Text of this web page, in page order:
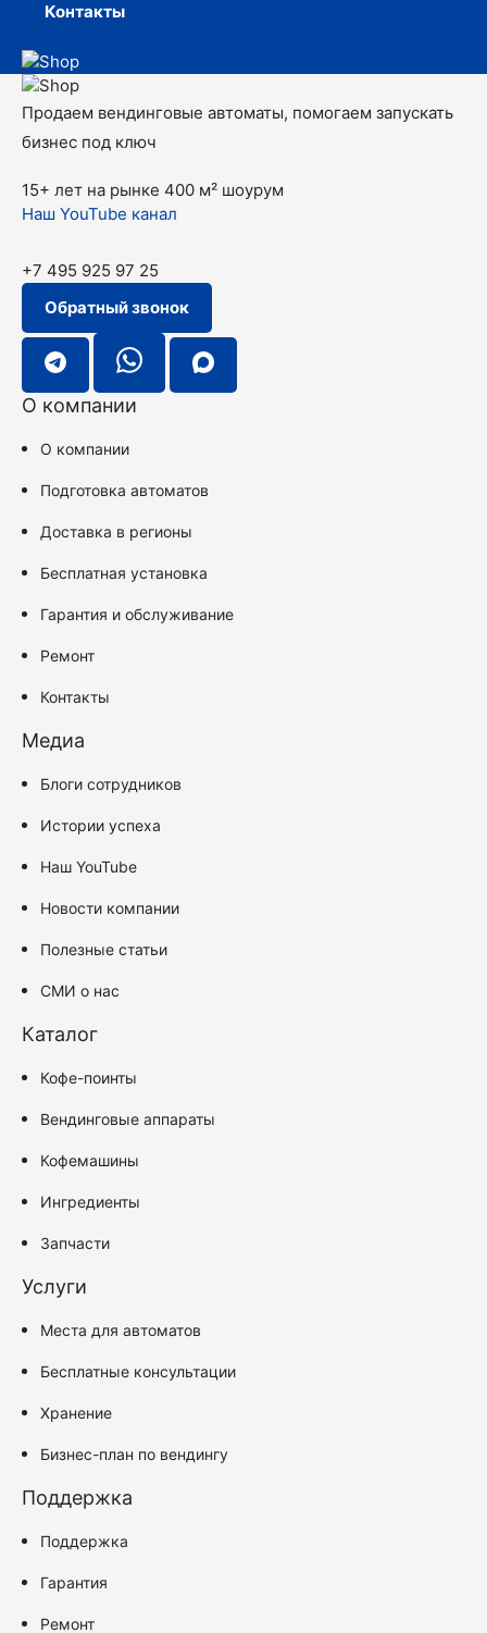
Контакты
Продаем вендинговые автоматы, помогаем запускать
бизнес под ключ
15+ лет на рынке 400 м² шоурум
Наш YouTube канал
+7 495 925 97 25
Обратный звонок
О компании
О компании
Подготовка автоматов
Доставка в регионы
Бесплатная установка
Гарантия и обслуживание
Ремонт
Контакты
Медиа
Блоги сотрудников
Истории успеха
Наш YouTube
Новости компании
Полезные статьи
СМИ о нас
Каталог
Кофе-поинты
Вендинговые аппараты
Кофемашины
Ингредиенты
Запчасти
Услуги
Места для автоматов
Бесплатные консультации
Хранение
Бизнес-план по вендингу
Поддержка
Поддержка
Гарантия
Ремонт